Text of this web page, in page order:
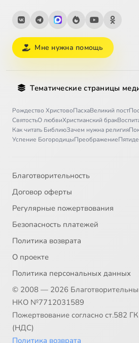
Мне нужна помощь
Тематические страницы
Рождество ХристовоПасхаВеликий пост
СвятостьО любвиХристианский брак
Как читать БиблиюЗачем нужна религия
Успение БогородицыПреображение
Благотворительность
Договор оферты
Регулярные пожертвования
Безопасность платежей
Политика возврата
О проекте
Политика персональных данных
© 2008 — 2026
НКО №7712031589
Пожертвование согласно ст.582
(НДС)
Политика возврата